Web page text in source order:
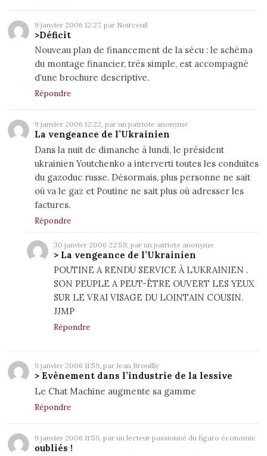
9 janvier 2006 12:27, par Noirceuil
>Déficit
Nouveau plan de financement de la sécu : le schéma
du montage financier, très simple, est accompagné
d’une brochure descriptive.
Répondre
9 janvier 2006 12:22, par un patriote anonyme
La vengeance de l’Ukrainien
Dans la nuit de dimanche à lundi, le président
ukrainien Youtchenko a interverti toutes les conduites
du gazoduc russe. Désormais, plus personne ne sait
où va le gaz et Poutine ne sait plus où adresser les
factures.
Répondre
30 janvier 2006 22:59, par un patriote anonyme
> La vengeance de l’Ukrainien
POUTINE A RENDU SERVICE À L’UKRAINIEN .
SON PEUPLE A PEUT-ÊTRE OUVERT LES YEUX
SUR LE VRAI VISAGE DU LOINTAIN COUSIN.
JJMP
Répondre
9 janvier 2006 11:59, par Jean Brouille
> Evènement dans l’industrie de la lessive
Le Chat Machine augmente sa gamme
Répondre
9 janvier 2006 11:59, par un lecteur passionné du figaro économie
oubliés !